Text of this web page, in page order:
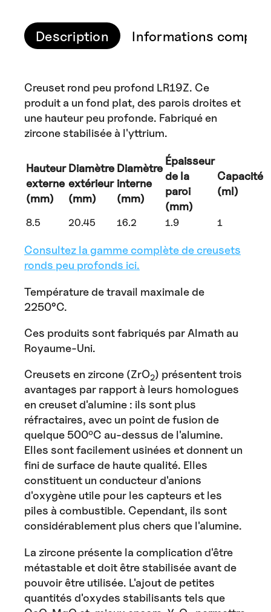
Description Informations
Creuset rond peu profond LR19Z. Ce
produit a un fond plat, des parois droites et
une hauteur peu profonde. Fabriqué en
zircone stabilisée à l'yttrium.
Hauteur
externe
(mm)
Diamètre
extérieur
(mm)
Diamètre
interne
(mm)
Épaisseur
de la
paroi
(mm)
Capacité
(ml)
8.5 20.45 16.2 1.9 1
Consultez la gamme complète de creusets
ronds peu profonds ici.
Température de travail maximale de
2250°C.
Ces produits sont fabriqués par Almath au
Royaume-Uni.
Creusets en zircone (ZrO2) présentent trois
avantages par rapport à leurs homologues
en creuset d'alumine : ils sont plus
réfractaires, avec un point de fusion de
quelque 500oC au-dessus de l'alumine.
Elles sont facilement usinées et donnent un
fini de surface de haute qualité. Elles
constituent un conducteur d'anions
d'oxygène utile pour les capteurs et les
piles à combustible. Cependant, ils sont
considérablement plus chers que l'alumine.
La zircone présente la complication d'être
métastable et doit être stabilisée avant de
pouvoir être utilisée. L'ajout de petites
quantités d'oxydes stabilisants tels que